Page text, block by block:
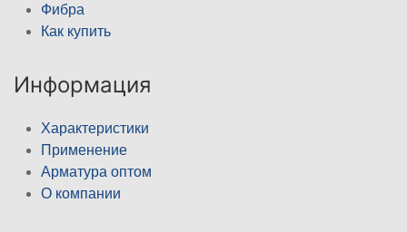
Фибра
Как купить
Информация
Характеристики
Применение
Арматура оптом
О компании